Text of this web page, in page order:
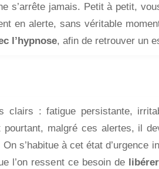
s’arrête jamais. Petit à petit,
en alerte, sans véritable
l’hypnose, afin de retrouver un
: fatigue persistante,
pourtant, malgré ces alertes, il
s’habitue à cet état d’urgence
l’on ressent ce besoin de